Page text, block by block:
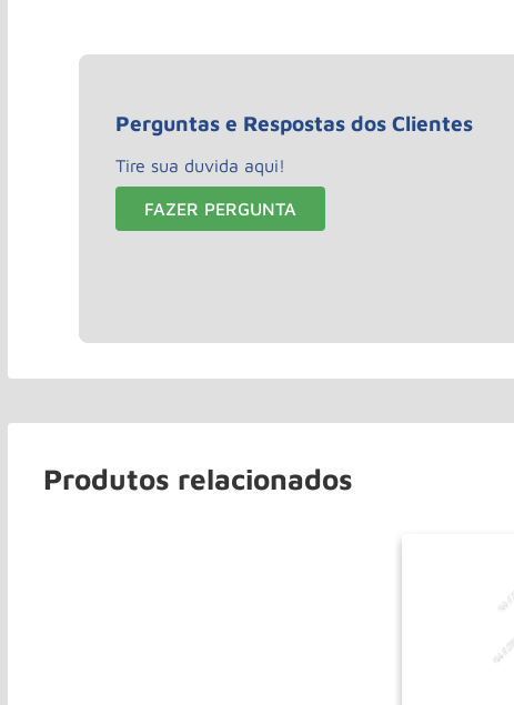
Perguntas e Respostas dos Clientes
Tire sua duvida aqui!
FAZER PERGUNTA
Produtos relacionados